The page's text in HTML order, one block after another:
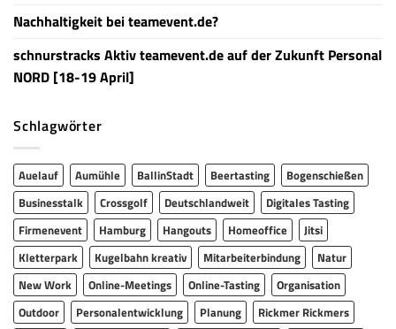
Nachhaltigkeit bei teamevent.de?
schnurstracks Aktiv teamevent.de auf der Zukunft Personal
NORD [18-19 April]
Schlagwörter
Auelauf Aumühle BallinStadt Beertasting
Bogenschießen
Businesstalk
Crossgolf Deutschlandweit
Digitales Tasting
Firmenevent
Hamburg Hangouts Homeoffice
Jitsi
Kletterpark
Kugelbahn kreativ Mitarbeiterbindung
Natur
New Work
Online-Meetings Online-Tasting
Organisation
Outdoor
Personalentwicklung Planung
Rickmer Rickmers